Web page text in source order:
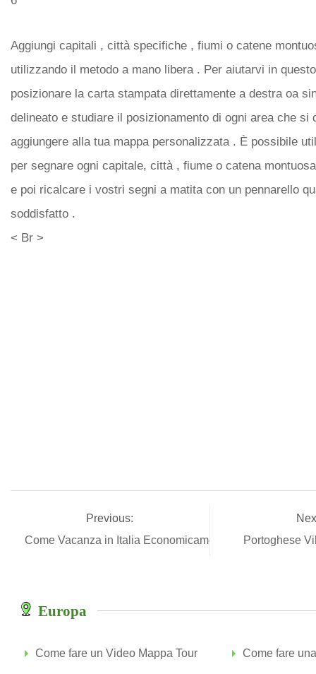
Aggiungi capitali , città specifiche , fiumi o catene
utilizzando il metodo a mano libera . Per aiutarvi in
posizionare la carta stampata direttamente a destra oa
delineato e studiare il posizionamento di ogni area che si
aggiungere alla tua mappa personalizzata . È possibile
per segnare ogni capitale, città , fiume o catena
e poi ricalcare i vostri segni a matita con un pennarello
soddisfatto .
< Br >
Previous:
Come Vacanza in Italia Economicamente
Portoghese
Europa
Come fare un Video Mappa Tour Come fare